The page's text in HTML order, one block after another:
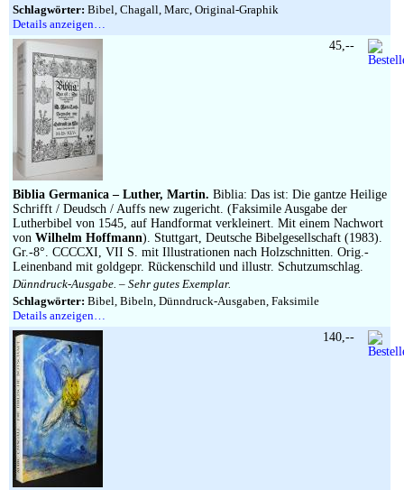
Schlagwörter: Bibel, Chagall, Marc, Original-Graphik
Details anzeigen…
Biblia Germanica – Luther, Martin. Biblia: Das ist: Die gantze Heilige
Schrifft / Deudsch / Auffs new zugericht. (Faksimile Ausgabe der
Lutherbibel von 1545, auf Handformat verkleinert. Mit einem Nachwort
von Wilhelm Hoffmann). Stuttgart, Deutsche Bibelgesellschaft (1983).
Gr.-8°. CCCCXI, VII S. mit Illustrationen nach Holzschnitten. Orig.-
Leinenband mit goldgepr. Rückenschild und illustr. Schutzumschlag.
Dünndruck-Ausgabe. – Sehr gutes Exemplar.
Schlagwörter: Bibel, Bibeln, Dünndruck-Ausgaben, Faksimile
Details anzeigen…
45,--
140,--